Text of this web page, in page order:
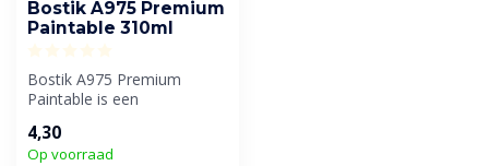
Bostik A975 Premium
Paintable 310ml
Bostik A975 Premium
Paintable is een
die overschilderba...
4,30
Op voorraad